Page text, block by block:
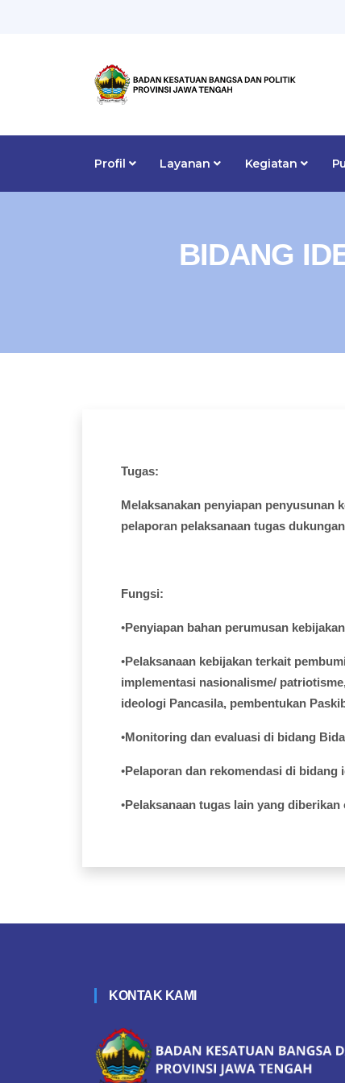
Profil Layanan Kegiatan
BIDANG
Tugas:
Melaksanakan penyiapan penyusunan
pelaporan pelaksanaan tugas dukungan
Fungsi:
•Penyiapan bahan perumusan kebijakan
•Pelaksanaan kebijakan terkait
implementasi nasionalisme/ patriotisme
ideologi Pancasila, pembentukan
•Monitoring dan evaluasi di bidang
•Pelaporan dan rekomendasi di bidang
•Pelaksanaan tugas lain yang diberikan
KONTAK KAMI